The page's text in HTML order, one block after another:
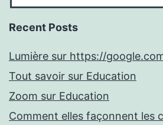
Recent Posts
Lumière sur https://
Tout savoir sur Education
Zoom sur Education
Comment elles façonnent les